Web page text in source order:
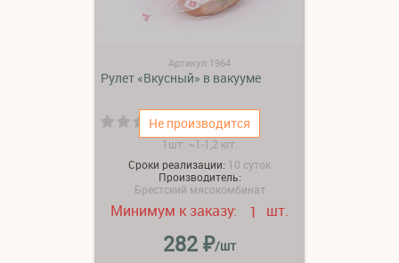
Не производится
Артикул:1964
Рулет «Вкусный» в вакууме
(0)
1шт: ~1-1,2 кгг.
Сроки реализации: 10 суток
Производитель:
Брестский мясокомбинат
Минимум к заказу: 1 шт.
282₽/шт